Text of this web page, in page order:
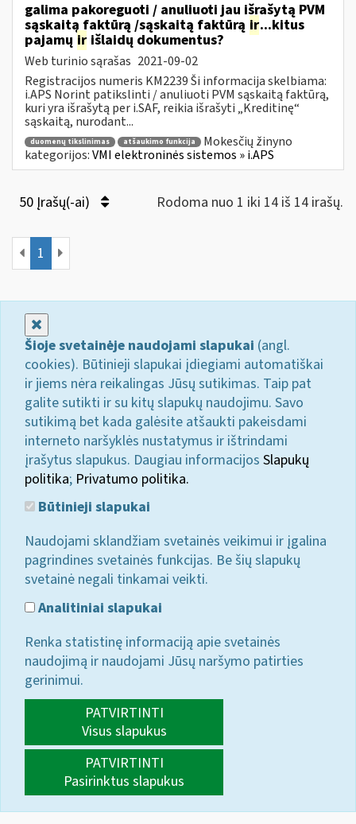
galima pakoreguoti / anuliuoti jau išrašytą PVM
sąskaitą faktūrą /sąskaitą faktūrą ir...kitus
pajamų ir išlaidų dokumentus?
Web turinio sąrašas 2021-09-02
Registracijos numeris KM2239 Ši informacija skelbiama:
i.APS Norint patikslinti / anuliuoti PVM sąskaitą faktūrą,
kuri yra išrašytą per i.SAF, reikia išrašyti „Kreditinę“
sąskaitą, nurodant...
duomenų tikslinimas atšaukimo funkcija
Mokesčių žinyno
kategorijos:VMI elektroninės sistemos » i.APS
50 Įrašų(-ai) Rodoma nuo 1 iki 14 iš 14 irašų.
1
Šioje svetainėje naudojami slapukai (angl.
cookies). Būtinieji slapukai įdiegiami automatiškai
ir jiems nėra reikalingas Jūsų sutikimas. Taip pat
galite sutikti ir su kitų slapukų naudojimu. Savo
sutikimą bet kada galėsite atšaukti pakeisdami
interneto naršyklės nustatymus ir ištrindami
įrašytus slapukus. Daugiau informacijos Slapukų
politika; Privatumo politika.
Būtinieji slapukai
Naudojami sklandžiam svetainės veikimui ir įgalina
pagrindines svetainės funkcijas. Be šių slapukų
svetainė negali tinkamai veikti.
Analitiniai slapukai
Renka statistinę informaciją apie svetainės
naudojimą ir naudojami Jūsų naršymo patirties
gerinimui.
PATVIRTINTI
Visus slapukus
PATVIRTINTI
Pasirinktus slapukus